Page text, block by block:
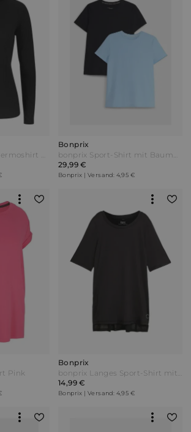
bonprix Warmes Thermoshirt Schwarz
Bonprix
bonprix Sport-Shirt mit Baumwolle (2er Pack) schnelltrocknend (2er Pack) Schwarz
29,99 €
Bonprix | Versand: 4,95 €
Pink
Bonprix
bonprix Langes Sport-Shirt mit Mesh schnelltrocknend Schwarz
14,99 €
Bonprix | Versand: 4,95 €